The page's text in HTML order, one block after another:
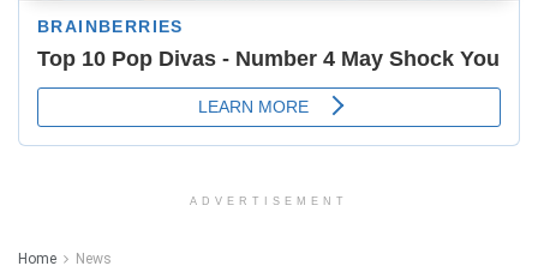
ADVERTISEMENT
Home News